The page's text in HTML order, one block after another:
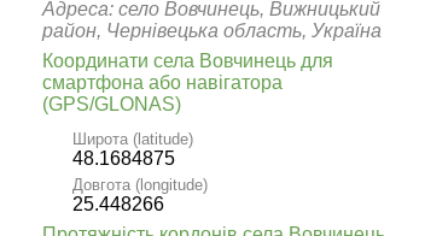
Адреса: село Вовчинець, Вижницький
район, Чернівецька область, Україна
Координати села Вовчинець для
смартфона або навігатора
(GPS/GLONAS)
Широта (latitude)
48.1684875
Довгота (longitude)
25.448266